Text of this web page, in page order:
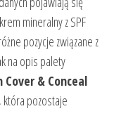
mineralny z SPF
pozycje związane z
na opis palety
& Conceal
która pozostaje